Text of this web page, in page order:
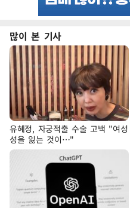
많이 본 기사
유혜정, 자궁적출 수술 고백 "여성
성을 잃는 것이…"